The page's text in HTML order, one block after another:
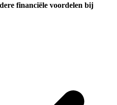
financiële voordelen bij